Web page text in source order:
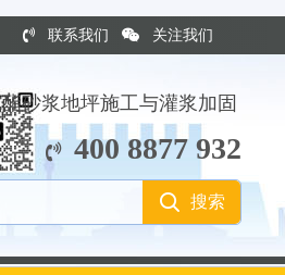
联系我们 关注我们
砂浆地坪施工与灌浆加固
400 8877 932